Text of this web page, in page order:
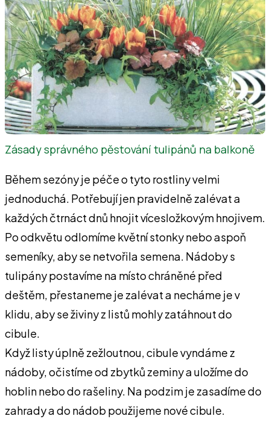
Zásady správného pěstování tulipánů na balkoně
Během sezóny je péče o tyto rostliny velmi
jednoduchá. Potřebují jen pravidelně zalévat a
každých čtrnáct dnů hnojit vícesložkovým hnojivem.
Po odkvětu odlomíme květní stonky nebo aspoň
semeníky, aby se netvořila semena. Nádoby s
tulipány postavíme na místo chráněné před
deštěm, přestaneme je zalévat a necháme je v
klidu, aby se živiny z listů mohly zatáhnout do
cibule.
Když listy úplně zežloutnou, cibule vyndáme z
nádoby, očistíme od zbytků zeminy a uložíme do
hoblin nebo do rašeliny. Na podzim je zasadíme do
zahrady a do nádob použijeme nové cibule.